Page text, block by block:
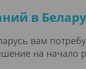
в
вам
на начало